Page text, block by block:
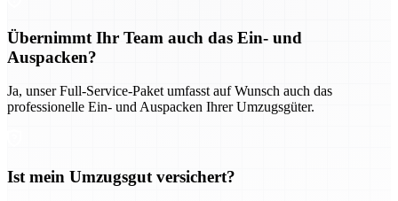
Übernimmt Ihr Team auch das Ein- und
Auspacken?
Ja, unser Full-Service-Paket umfasst auf Wunsch auch das
professionelle Ein- und Auspacken Ihrer Umzugsgüter.
Ist mein Umzugsgut versichert?